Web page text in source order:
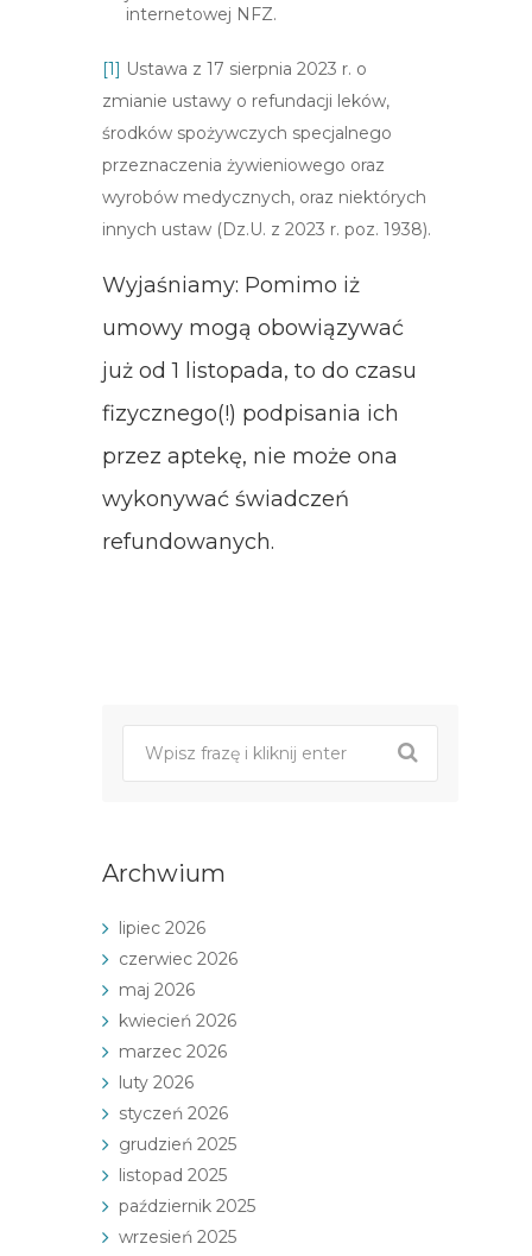
internetowej NFZ.
[1] Ustawa z 17 sierpnia 2023 r. o
zmianie ustawy o refundacji leków,
środków spożywczych specjalnego
przeznaczenia żywieniowego oraz
wyrobów medycznych, oraz niektórych
innych ustaw (Dz.U. z 2023 r. poz. 1938).
Wyjaśniamy: Pomimo iż
umowy mogą obowiązywać
już od 1 listopada, to do czasu
fizycznego(!) podpisania ich
przez aptekę, nie może ona
wykonywać świadczeń
refundowanych.
Archwium
lipiec 2026
czerwiec 2026
maj 2026
kwiecień 2026
marzec 2026
luty 2026
styczeń 2026
grudzień 2025
listopad 2025
październik 2025
wrzesień 2025